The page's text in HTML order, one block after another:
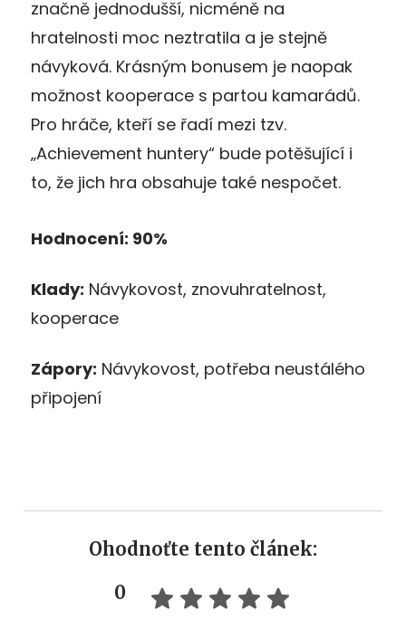
značně jednodušší, nicméně na
hratelnosti moc neztratila a je stejně
návyková. Krásným bonusem je naopak
možnost kooperace s partou kamarádů.
Pro hráče, kteří se řadí mezi tzv.
„Achievement huntery“ bude potěšující i
to, že jich hra obsahuje také nespočet.
Hodnocení: 90%
Klady: Návykovost, znovuhratelnost,
kooperace
Zápory: Návykovost, potřeba neustálého
připojení
Ohodnoťte tento článek:
0